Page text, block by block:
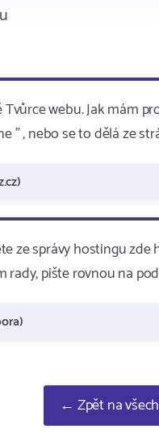
webu. Jak mám
" , nebo se to dělá ze
ze správy hostingu
pište rovnou na
← Zpět na